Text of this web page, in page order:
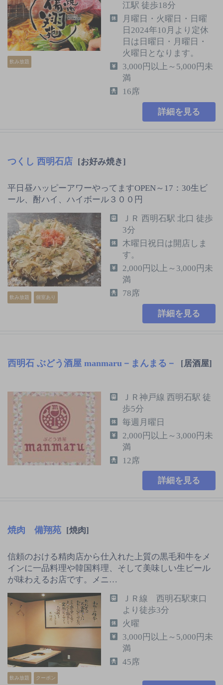
飲み放題
江駅 徒歩18分
月曜日・火曜日・日曜
日2024年10月より定休
日は日曜日・月曜日・
火曜日となります。
3,000円以上～5,000円未
満
16席
詳細を見る
つくし 西明石店 [お好み焼き]
平日昼ハッピーアワーやってますOPEN～17：30生ビ
ール、酎ハイ、ハイボール３００円
飲み放題 個室あり
ＪＲ 西明石駅 北口 徒歩
3分
木曜日祝日は開店しま
す。
2,000円以上～3,000円未
満
78席
詳細を見る
西明石 ぶどう酒屋 manmaru－まんまる－ [居酒屋]
ＪＲ神戸線 西明石駅 徒
歩5分
毎週月曜日
2,000円以上～3,000円未
満
12席
詳細を見る
焼肉 備翔苑 [焼肉]
信頼のおける精肉店から仕入れた上質の黒毛和牛をメ
インに一品料理や韓国料理、そして美味しい生ビール
が味わえるお店です。メニ…
飲み放題 クーポン
ＪＲ線 西明石駅東口
より徒歩3分
火曜
3,000円以上～5,000円未
満
45席